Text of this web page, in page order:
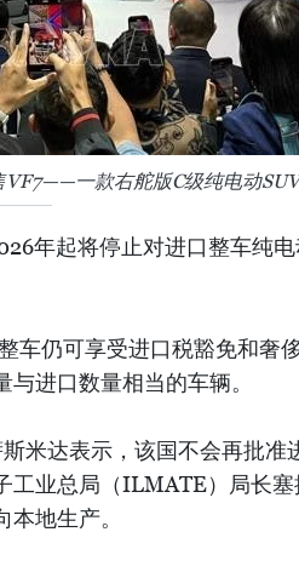
一款右舵版C级纯电动
年起将停止对进口整车纯电
车仍可享受进口税豁免和奢
进口数量相当的车辆。
米达表示，该国不会再批准
工业总局（ILMATE）局长塞
地生产。